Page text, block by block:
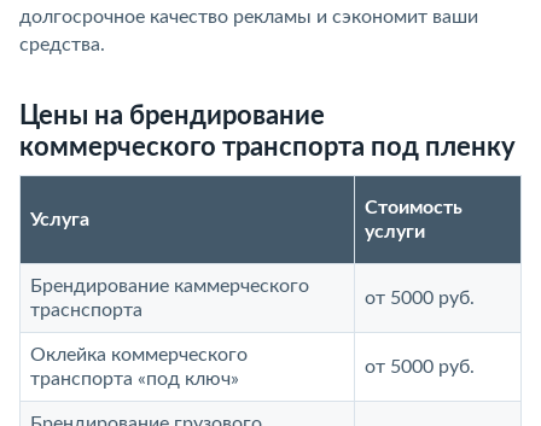
долгосрочное качество рекламы и сэкономит ваши
средства.
Цены на брендирование
коммерческого транспорта под пленку
Услуга
Стоимость
услуги
Брендирование каммерческого
траснспорта
от 5000 руб.
Оклейка коммерческого
транспорта «под ключ»
от 5000 руб.